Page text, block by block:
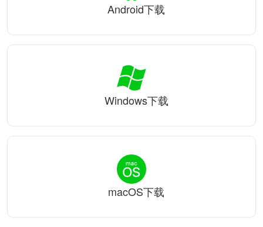
Android下载
Windows下载
macOS下载